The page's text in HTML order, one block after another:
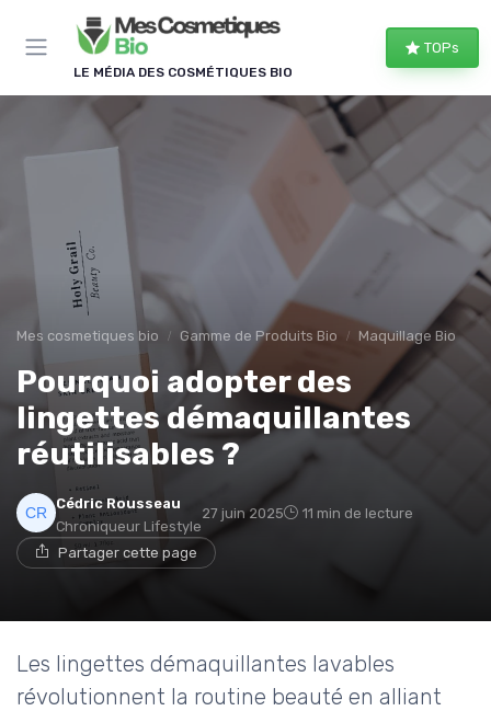
LE MÉDIA DES COSMÉTIQUES BIO
TOPs
Mes cosmetiques bio Gamme de Produits Bio Maquillage Bio
Pourquoi adopter des
lingettes démaquillantes
réutilisables ?
Cédric Rousseau
Chroniqueur Lifestyle
27 juin 2025 11 min de lecture
Partager cette page
Les lingettes démaquillantes lavables
révolutionnent la routine beauté en alliant
Panneau de gestion des cookies